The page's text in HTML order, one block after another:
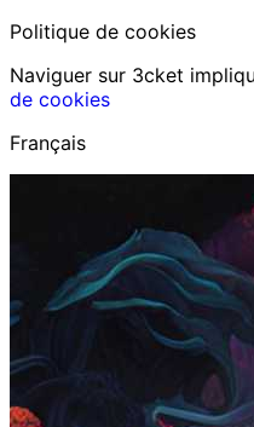
Politique de cookies
Naviguer sur 3cket
de cookies
Français